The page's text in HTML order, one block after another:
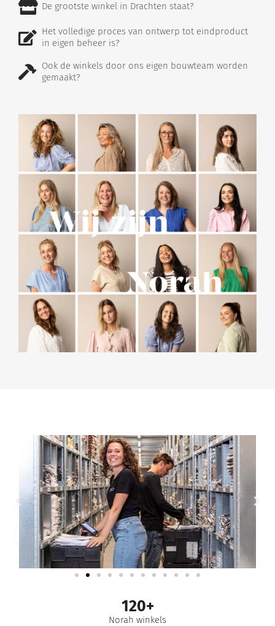
De grootste winkel in Drachten staat?
Het volledige proces van ontwerp tot eindproduct
in eigen beheer is?
Ook de winkels door ons eigen bouwteam worden
gemaakt?
Norah winkels
120+